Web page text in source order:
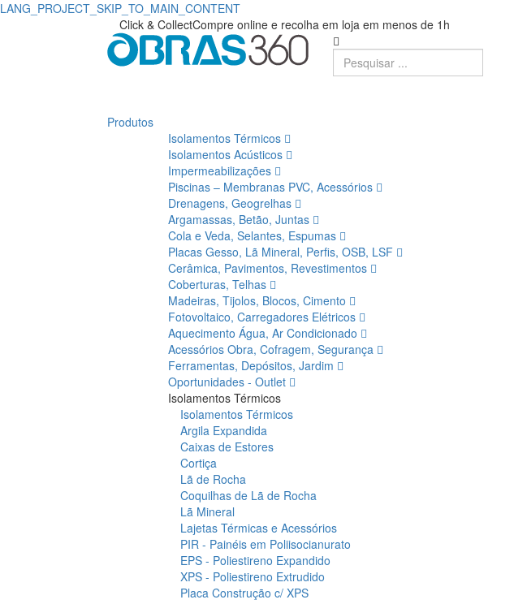
LANG_PROJECT_SKIP_TO_MAIN_CONTENT
Click & CollectCompre online e recolha em loja em menos de 1h
Produtos
Isolamentos Térmicos
Isolamentos Acústicos
Impermeabilizações
Piscinas – Membranas PVC, Acessórios
Drenagens, Geogrelhas
Argamassas, Betão, Juntas
Cola e Veda, Selantes, Espumas
Placas Gesso, Lã Mineral, Perfis, OSB, LSF
Cerâmica, Pavimentos, Revestimentos
Coberturas, Telhas
Madeiras, Tijolos, Blocos, Cimento
Fotovoltaico, Carregadores Elétricos
Aquecimento Água, Ar Condicionado
Acessórios Obra, Cofragem, Segurança
Ferramentas, Depósitos, Jardim
Oportunidades - Outlet
Isolamentos Térmicos
Isolamentos Térmicos
Argila Expandida
Caixas de Estores
Cortiça
Lã de Rocha
Coquilhas de Lã de Rocha
Lã Mineral
Lajetas Térmicas e Acessórios
PIR - Painéis em Poliisocianurato
EPS - Poliestireno Expandido
XPS - Poliestireno Extrudido
Placa Construção c/ XPS